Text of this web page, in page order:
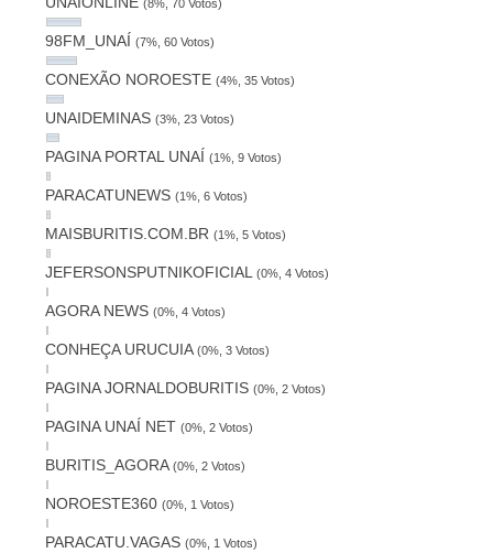
(8%, 70 Votos)
98FM_UNAÍ (7%, 60 Votos)
CONEXÃO NOROESTE (4%, 35 Votos)
UNAIDEMINAS (3%, 23 Votos)
PAGINA PORTAL UNAÍ (1%, 9 Votos)
PARACATUNEWS (1%, 6 Votos)
MAISBURITIS.COM.BR (1%, 5 Votos)
JEFERSONSPUTNIKOFICIAL (0%, 4 Votos)
AGORA NEWS (0%, 4 Votos)
CONHEÇA URUCUIA(0%, 3 Votos)
PAGINA JORNALDOBURITIS (0%, 2 Votos)
PAGINA UNAÍ NET (0%, 2 Votos)
BURITIS_AGORA(0%, 2 Votos)
NOROESTE360 (0%, 1 Votos)
PARACATU.VAGAS (0%, 1 Votos)